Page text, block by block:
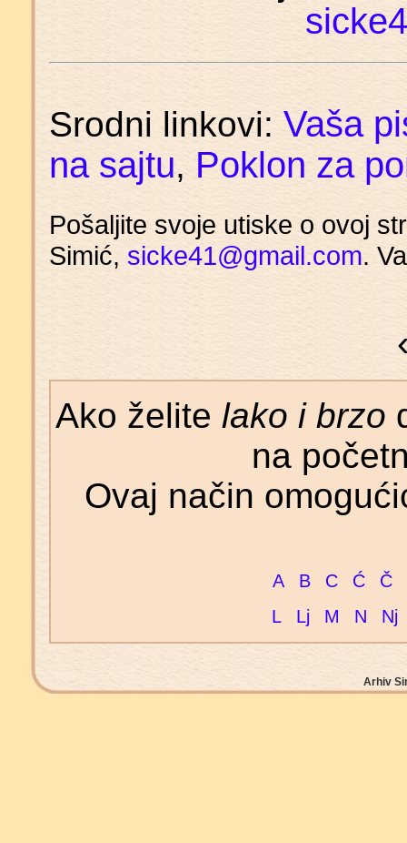
Srodni linkovi: Vaša
na sajtu, Poklon za
Pošaljite svoje utiske o ovoj
Simić, sicke41@gmail.com.
Ako želite lako i brzo
na
Ovaj način
A B C Ć
Č
L
Lj M N Nj
Arhiv